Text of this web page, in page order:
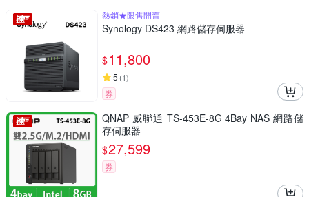
熱銷★限售開賣
Synology DS423 網路儲存伺服器
$11,800
5 (1)
券
QNAP 威聯通 TS-453E-8G 4Bay NAS 網路儲
存伺服器
$27,599
券